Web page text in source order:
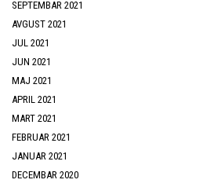
SEPTEMBAR 2021
AVGUST 2021
JUL 2021
JUN 2021
MAJ 2021
APRIL 2021
MART 2021
FEBRUAR 2021
JANUAR 2021
DECEMBAR 2020